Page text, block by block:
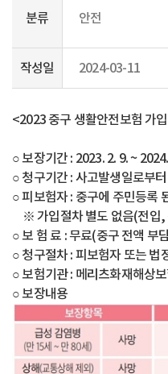
분류 안전
작성일 2024-03-11
<2023 중구 생활안전보험 가
○ 보장기간 : 2023. 2. 9. ~
○ 청구기간 : 사고발생일로부
○ 피보험자 : 중구에 주민등록
※ 가입절차 별도 없음(전입,
○ 보 험 료 : 무료(중구 전액 부
○ 청구절차 : 피보험자 또는 법
○ 보험기관 : 메리츠화재해상
○ 보장내용